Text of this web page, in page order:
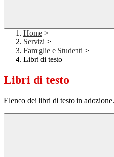
Home >
Servizi >
Famiglie e Studenti >
Libri di testo
Libri di testo
Elenco dei libri di testo in adozione.